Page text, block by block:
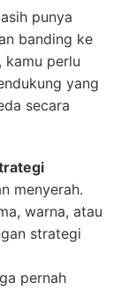
punya
banding ke
kamu perlu
yang
secara
menyerah.
warna, atau
strategi
pernah